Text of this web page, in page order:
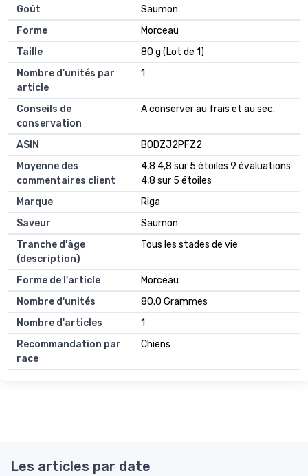
Goût
‎Saumon
Forme
‎Morceau
Taille
‎80 g (Lot de 1)
Nombre d’unités par
article
‎1
Conseils de
conservation
‎A conserver au frais et au sec.
ASIN
B0DZJ2PFZ2
Moyenne des
commentaires client
4,8 4,8 sur 5 étoiles 9 évaluations
4,8 sur 5 étoiles
Marque
Riga
Saveur
Saumon
Tranche d'âge
(description)
Tous les stades de vie
Forme de l'article
Morceau
Nombre d'unités
80.0 Grammes
Nombre d'articles
1
Recommandation par
race
Chiens
Les articles par date